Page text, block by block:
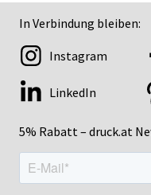
In Verbindung bleiben:
5% Rabatt – druck.at
Instagram
LinkedIn